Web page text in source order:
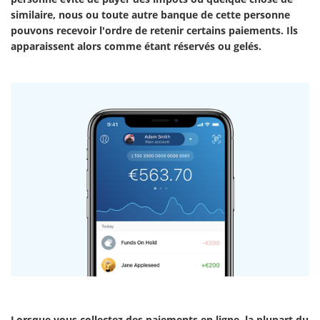
similaire, nous ou toute autre banque de cette personne
pouvons recevoir l'ordre de retenir certains paiements. Ils
apparaissent alors comme étant réservés ou gelés.